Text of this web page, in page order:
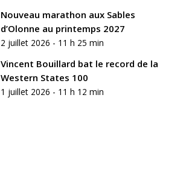
Nouveau marathon aux Sables
d’Olonne au printemps 2027
2 juillet 2026 - 11 h 25 min
Vincent Bouillard bat le record de la
Western States 100
1 juillet 2026 - 11 h 12 min